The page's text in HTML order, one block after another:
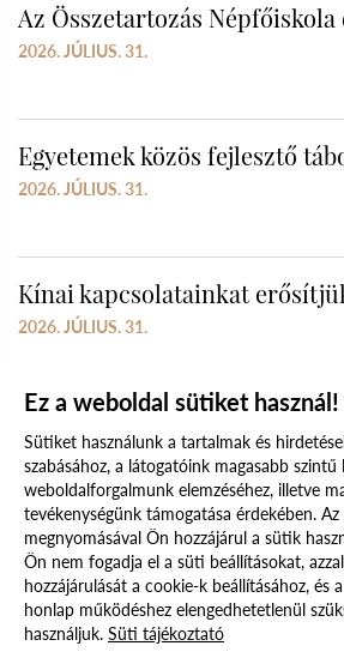
Az Összetartozás Népfőiskola
2026. JÚLIUS. 31.
Egyetemek közös fejlesztő
2026. JÚLIUS. 31.
Kínai kapcsolatainkat
2026. JÚLIUS. 31.
Süti szabályzat
Jogi
© 2017 - 2026 NÉPFŐISKOLA ALAPÍTVÁNY,
Ez a weboldal sütiket használ!
Sütiket használunk a tartalmak és
szabásához, a látogatóink magasabb szintű
weboldalforgalmunk elemzéséhez, illetve
tevékenységünk támogatása érdekében.
megnyomásával Ön hozzájárul a sütik
Ön nem fogadja el a süti beállításokat,
hozzájárulását a cookie-k beállításához, és
honlap működéshez elengedhetetlenül
használjuk. Süti tájékoztató